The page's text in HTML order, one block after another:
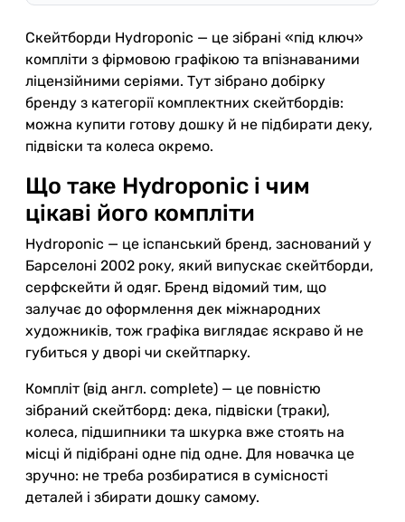
Скейтборди Hydroponic — це зібрані «під ключ»
компліти з фірмовою графікою та впізнаваними
ліцензійними серіями. Тут зібрано добірку
бренду з категорії комплектних скейтбордів:
можна купити готову дошку й не підбирати деку,
підвіски та колеса окремо.
Що таке Hydroponic і чим
цікаві його компліти
Hydroponic — це іспанський бренд, заснований у
Барселоні 2002 року, який випускає скейтборди,
серфскейти й одяг. Бренд відомий тим, що
залучає до оформлення дек міжнародних
художників, тож графіка виглядає яскраво й не
губиться у дворі чи скейтпарку.
Компліт (від англ. complete) — це повністю
зібраний скейтборд: дека, підвіски (траки),
колеса, підшипники та шкурка вже стоять на
місці й підібрані одне під одне. Для новачка це
зручно: не треба розбиратися в сумісності
деталей і збирати дошку самому.